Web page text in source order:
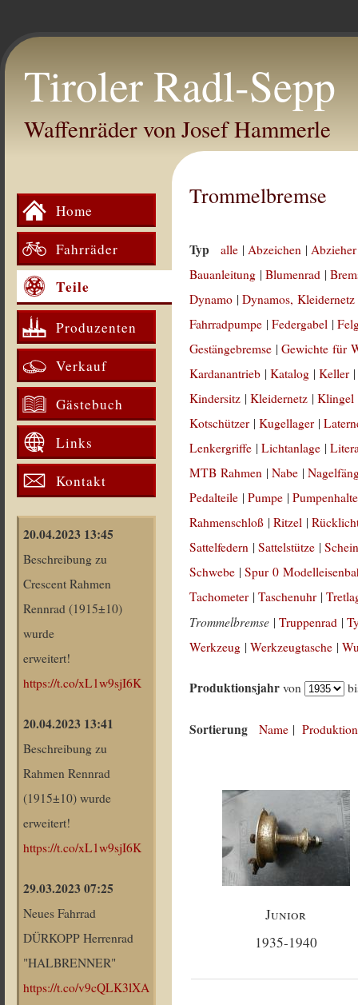
Tiroler Radl-Sepp
Waffenräder von Josef Hammerle
Home
Fahrräder
Teile
Produzenten
Verkauf
Gästebuch
Links
Kontakt
20.04.2023 13:45
Beschreibung zu
Crescent Rahmen
Rennrad (1915±10)
wurde
erweitert!
https://t.co/xL1w9sjI6K
20.04.2023 13:41
Beschreibung zu
Rahmen Rennrad
(1915±10) wurde
erweitert!
https://t.co/xL1w9sjI6K
29.03.2023 07:25
Neues Fahrrad
DÜRKOPP Herrenrad
"HALBRENNER"
https://t.co/v9cQLK3lXA
Trommelbremse
Typ alle |Abzeichen |
Bauanleitung |Blumenrad |
Dynamo |Dynamos, Kleidernetz
Fahrradpumpe |Federgabel |
Gestängebremse |Gewichte für
Kardanantrieb |Katalog |Keller
Kindersitz |Kleidernetz |Klingel
Kotschützer |Kugellager |
Lenkergriffe |Lichtanlage |
MTB Rahmen |Nabe |
Pedalteile |Pumpe |
Rahmenschloß |Ritzel |
Sattelfedern |Sattelstütze |
Schwebe |Spur 0
Tachometer |Taschenuhr |
Trommelbremse |Truppenrad |
Werkzeug |Werkzeugtasche |
Produktionsjahr von
Sortierung Name |
Junior
1935-1940